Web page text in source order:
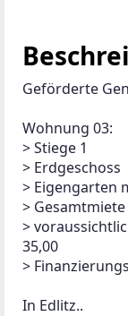
Geförderte
Wohnung 03:
> Stiege 1
> Erdgeschoss
> Eigengarten
>
>
35,00
>
In Edlitz..